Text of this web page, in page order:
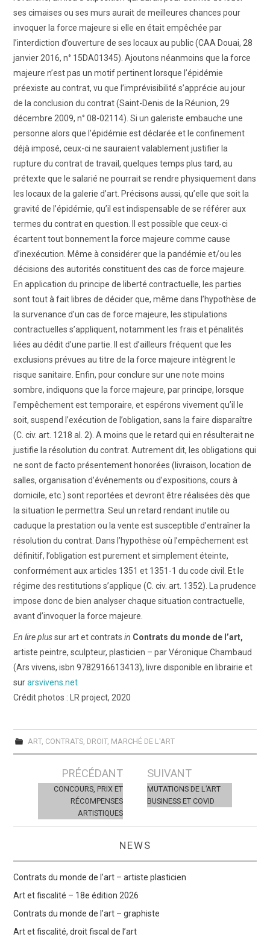
ses cimaises ou ses murs aurait de meilleures chances pour
invoquer la force majeure si elle en était empêchée par
l’interdiction d’ouverture de ses locaux au public (CAA Douai, 28
janvier 2016, n° 15DA01345). Ajoutons néanmoins que la force
majeure n’est pas un motif pertinent lorsque l’épidémie
préexiste au contrat, vu que l’imprévisibilité s’apprécie au jour
de la conclusion du contrat (Saint-Denis de la Réunion, 29
décembre 2009, n° 08-02114). Si un galeriste embauche une
personne alors que l’épidémie est déclarée et le confinement
déjà imposé, ceux-ci ne sauraient valablement justifier la
rupture du contrat de travail, quelques temps plus tard, au
prétexte que le salarié ne pourrait se rendre physiquement dans
les locaux de la galerie d’art. Précisons aussi, qu’elle que soit la
gravité de l’épidémie, qu’il est indispensable de se référer aux
termes du contrat en question. Il est possible que ceux-ci
écartent tout bonnement la force majeure comme cause
d’inexécution. Même à considérer que la pandémie et/ou les
décisions des autorités constituent des cas de force majeure.
En application du principe de liberté contractuelle, les parties
sont tout à fait libres de décider que, même dans l’hypothèse de
la survenance d’un cas de force majeure, les stipulations
contractuelles s’appliquent, notamment les frais et pénalités
liées au dédit d’une partie. Il est d’ailleurs fréquent que les
exclusions prévues au titre de la force majeure intègrent le
risque sanitaire. Enfin, pour conclure sur une note moins
sombre, indiquons que la force majeure, par principe, lorsque
l’empêchement est temporaire, et espérons vivement qu’il le
soit, suspend l’exécution de l’obligation, sans la faire disparaître
(C. civ. art. 1218 al. 2). A moins que le retard qui en résulterait ne
justifie la résolution du contrat. Autrement dit, les obligations qui
ne sont de facto présentement honorées (livraison, location de
salles, organisation d’événements ou d’expositions, cours à
domicile, etc.) sont reportées et devront être réalisées dès que
la situation le permettra. Seul un retard rendant inutile ou
caduque la prestation ou la vente est susceptible d’entraîner la
résolution du contrat. Dans l’hypothèse où l’empêchement est
définitif, l’obligation est purement et simplement éteinte,
conformément aux articles 1351 et 1351-1 du code civil. Et le
régime des restitutions s’applique (C. civ. art. 1352). La prudence
impose donc de bien analyser chaque situation contractuelle,
avant d’invoquer la force majeure.
En lire plussur art et contratsin Contrats du monde de l’art,
artiste peintre, sculpteur, plasticien – par Véronique Chambaud
(Ars vivens, isbn 9782916613413), livre disponible en librairie et
surarsvivens.net
Crédit photos : LR project, 2020
ART, CONTRATS, DROIT, MARCHÉ DE L'ART
navigation
PRÉCÉDANT
CONCOURS, PRIX ET
RÉCOMPENSES
ARTISTIQUES
SUIVANT
MUTATIONS DE L’ART
BUSINESS ET COVID
NEWS
Contrats du monde de l’art – artiste plasticien
Art et fiscalité – 18e édition 2026
Contrats du monde de l’art – graphiste
Art et fiscalité, droit fiscal de l’art